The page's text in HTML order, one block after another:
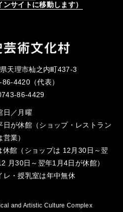
サイトに移動します）
天理市杣之内町437-3
4420（代表）
86-4429
日／月曜
が休館（ショップ・レストラン
営業）
館（ショップは 12月30日～翌
月30日～翌年1月4日が休館）
・授乳室は年中無休
and Artistic Culture Complex